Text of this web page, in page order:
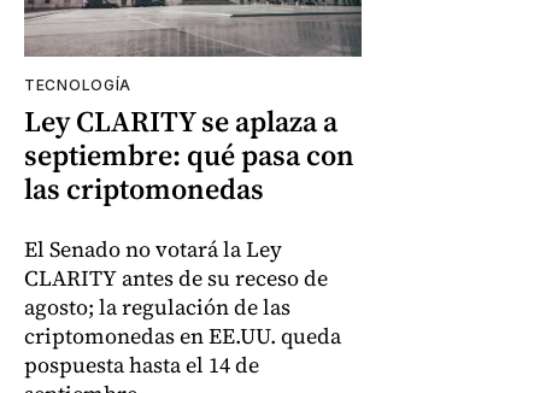
TECNOLOGÍA
Ley CLARITY se aplaza a
septiembre: qué pasa con
las criptomonedas
El Senado no votará la Ley
CLARITY antes de su receso de
agosto; la regulación de las
criptomonedas en EE.UU. queda
pospuesta hasta el 14 de